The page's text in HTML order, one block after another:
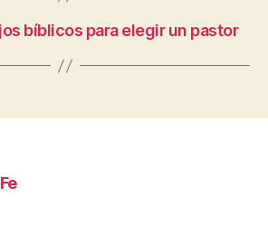
bíblicos para elegir un pastor